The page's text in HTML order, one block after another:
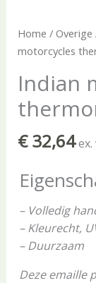
Home / Overige
motorcycles
Indian
€32,64
– Volledig
– Kleurecht,
– Duurzaam
Deze emaille